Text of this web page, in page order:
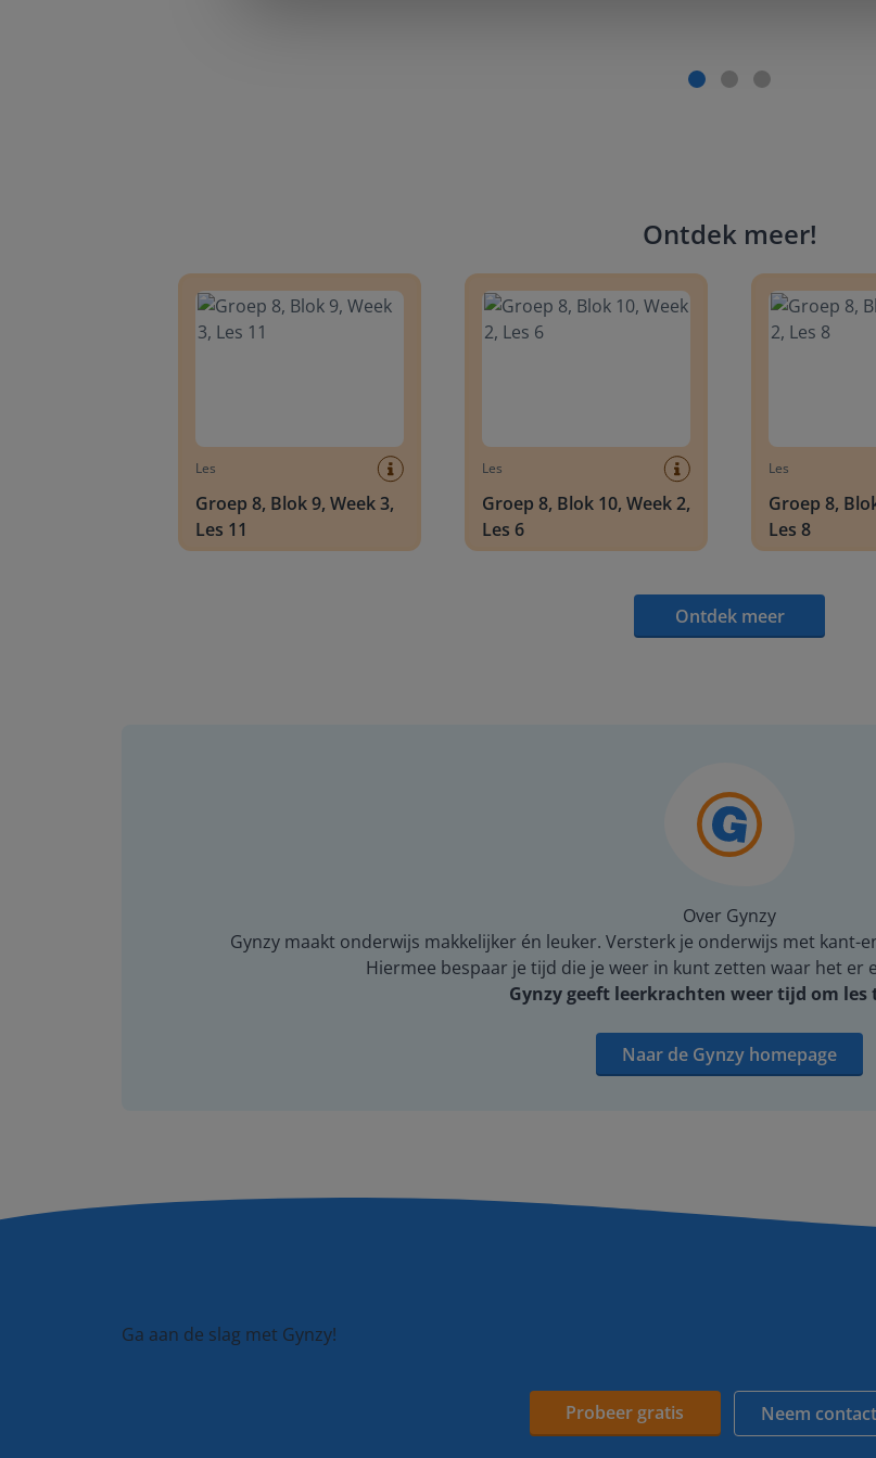
Ontdek meer!
Les
Groep 8, Blok 9, Week 3,
Les 11
Les
Groep 8, Blok 10, Week 2,
Les 6
Les
Groep 8,
Les 8
Ontdek meer
Over Gynzy
Gynzy maakt onderwijs makkelijker én leuker. Versterk je onderwijs met kant-
Hiermee bespaar je tijd die je weer in kunt zetten waar het er
Gynzy geeft leerkrachten weer tijd om les
Naar de Gynzy homepage
Ga aan de slag met Gynzy!
Probeer gratis Neem